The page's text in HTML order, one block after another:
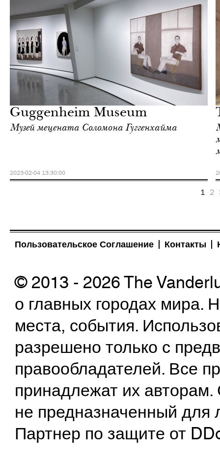
Guggenheim Museum
Музей мецената Соломона Гуггенхайма
2023-02-04 13:30:00
Йорк
1 2
Пользовательское Соглашение Контакты
© 2013 - 2026 The
о главных городах
места, события.
разрешено только с
правообладателей. Все
принадлежат их
не предназначенный
Партнер по защите от